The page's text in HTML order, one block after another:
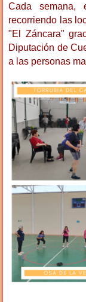
Cada semana,
recorriendo las
"El Záncara"
Diputación de
a las personas